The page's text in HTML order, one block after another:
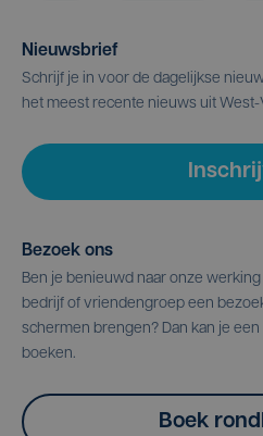
Nieuwsbrief
Schrijf je in voor de dagelijkse
het meest recente nieuws uit
Bezoek ons
Ben je benieuwd naar onze
bedrijf of vriendengroep een
schermen brengen? Dan kan je
boeken.
Boek